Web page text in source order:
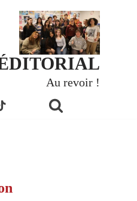
Au revoir !